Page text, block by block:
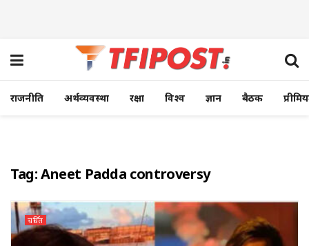
राजनीति अर्थव्यवस्था रक्षा विश्व ज्ञान बैठक
Tag:Aneet Padda controversy
चर्चित